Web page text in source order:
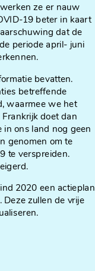
ze er nauw
19 beter in kaart
dat de
periode april- juni
bevatten.
betreffende
waarmee we het
doet dan
in ons land nog geen
genomen om te
te verspreiden.
2020 een actieplan
zullen de vrije